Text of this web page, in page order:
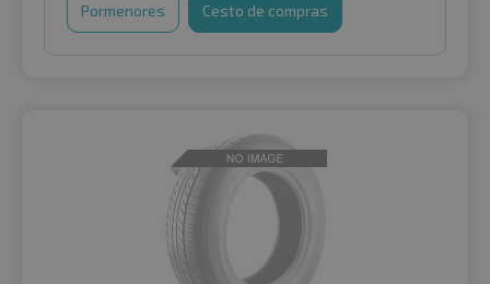
Pormenores Cesto de compras